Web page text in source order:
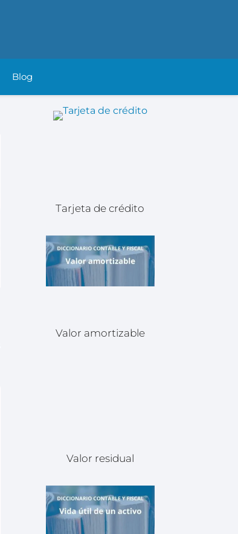
Blog
Tarjeta de crédito
Valor amortizable
Valor residual